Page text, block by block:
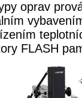
oprav
FLASH